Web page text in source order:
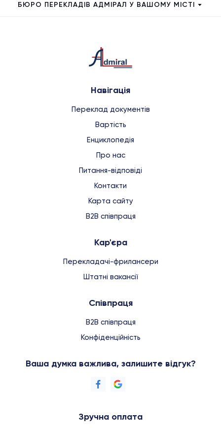
БЮРО ПЕРЕКЛАДІВ АДМІРАЛ У ВАШОМУ МІСТІ
Навігація
Переклад документів
Вартість
Енциклопедія
Про нас
Питання-відповіді
Контакти
Карта сайту
B2B співпраця
Кар'єра
Перекладачі-фрилансери
Штатні вакансії
Співпраця
B2B співпраця
Конфіденційність
Ваша думка важлива, залишите відгук?
Зручна оплата